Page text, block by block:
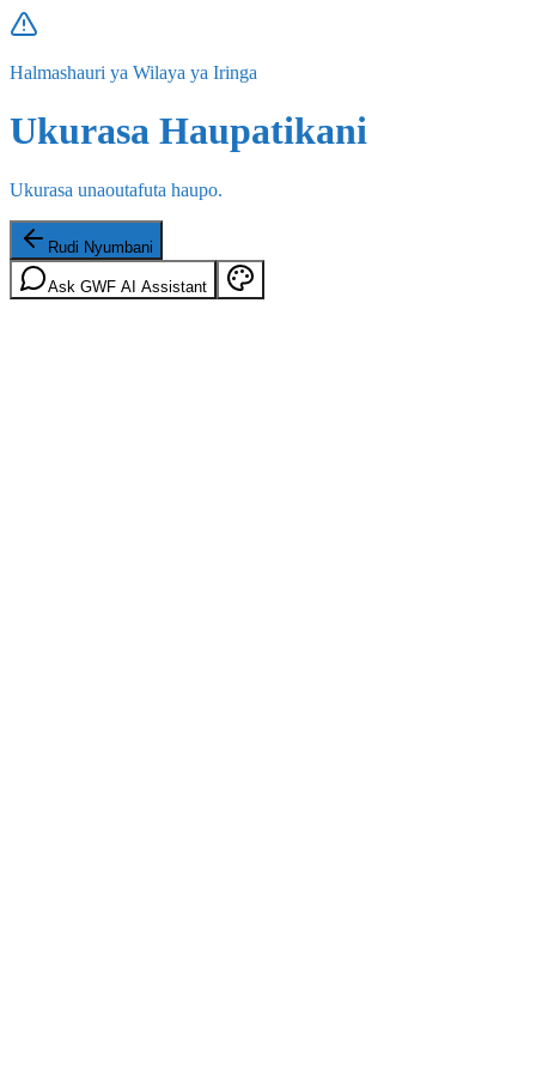
Halmashauri ya Wilaya ya Iringa
Ukurasa Haupatikani
Ukurasa unaoutafuta haupo.
Rudi Nyumbani
Ask GWF AI Assistant